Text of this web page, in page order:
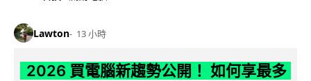
Lawton 13 小時
2026 買電腦新趨勢公開！ 如何享最多